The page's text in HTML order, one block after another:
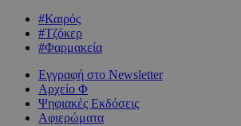
#Καιρός
#Τζόκερ
#Φαρμακεία
Εγγραφή στο Newsletter
Αρχείο Φ
Ψηφιακές Εκδόσεις
Αφιερώματα